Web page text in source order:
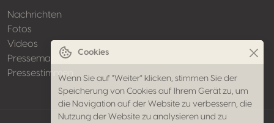
Nachrichten
Fotos
Videos
Pressemappen
Pressestimmen
Cookies
Wenn Sie auf "Weiter" klicken, stimmen Sie der
Speicherung von Cookies auf Ihrem Gerät zu, um
die Navigation auf der Website zu verbessern, die
Nutzung der Website zu analysieren und zu